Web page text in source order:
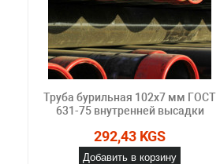
Труба бурильная 102x7 мм ГОСТ
631-75 внутренней высадки
292,43 KGS
Добавить в корзину